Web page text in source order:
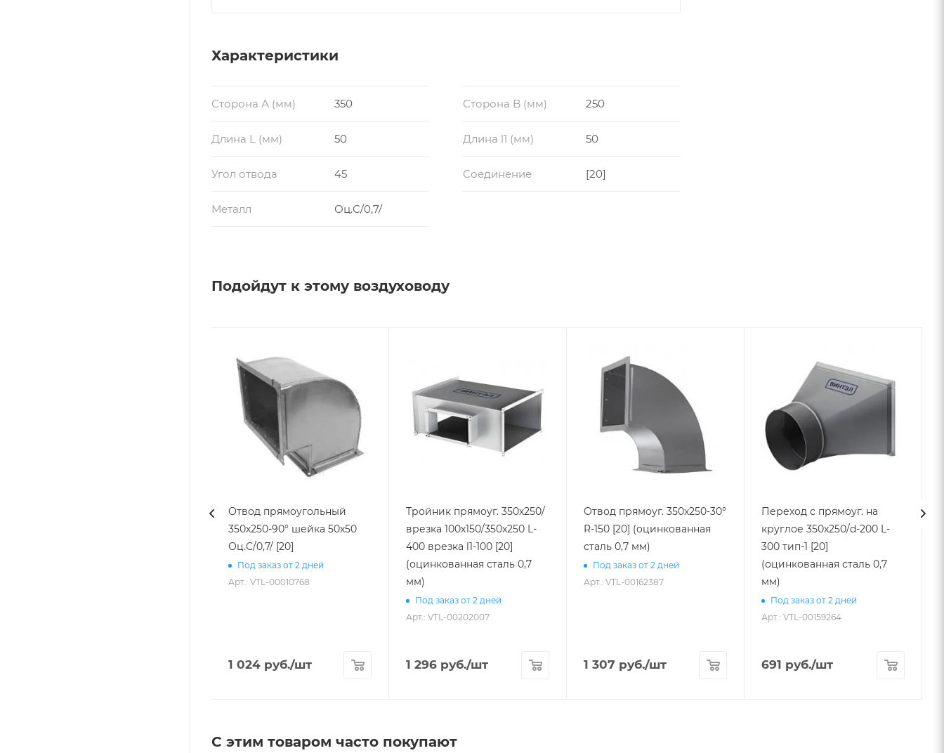
Характеристики
Сторона А (мм) 350 Сторона B (мм) 250
Длина L (мм) 50 Длина l1 (мм) 50
Угол отвода 45 Соединение [20]
Металл Оц.С/0,7/
Подойдут к этому воздуховоду
Отвод прямоугольный
350х250-90° шейка 50х50
Оц.С/0,7/ [20]
Под заказ от 2 дней
Арт.: VTL-00010768
1 024 руб./шт
Тройник прямоуг. 350х250/
врезка 100х150/350х250 L-
400 врезка l1-100 [20]
(оцинкованная сталь 0,7
мм)
Под заказ от 2 дней
Арт.: VTL-00202007
1 296 руб./шт
Отвод прямоуг. 350х250-30°
R-150 [20] (оцинкованная
сталь 0,7 мм)
Под заказ от 2 дней
Арт.: VTL-00162387
1 307 руб./шт
Переход с прямоуг. на
круглое 350х250/d-200 L-
300 тип-1 [20]
(оцинкованная сталь 0,7
мм)
Под заказ от 2 дней
Арт.: VTL-00159264
691 руб./шт
С этим товаром часто покупают